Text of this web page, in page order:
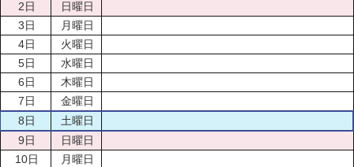
2日
日曜日
3日
月曜日
4日
火曜日
5日
水曜日
6日
木曜日
7日
金曜日
8日
土曜日
9日
日曜日
10日
月曜日